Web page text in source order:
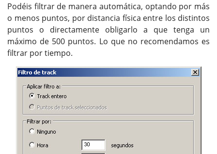
Podéis filtrar de manera automática, optando por más
o menos puntos, por distancia física entre los distintos
puntos o directamente obligarlo a que tenga un
máximo de 500 puntos. Lo que no recomendamos es
filtrar por tiempo.